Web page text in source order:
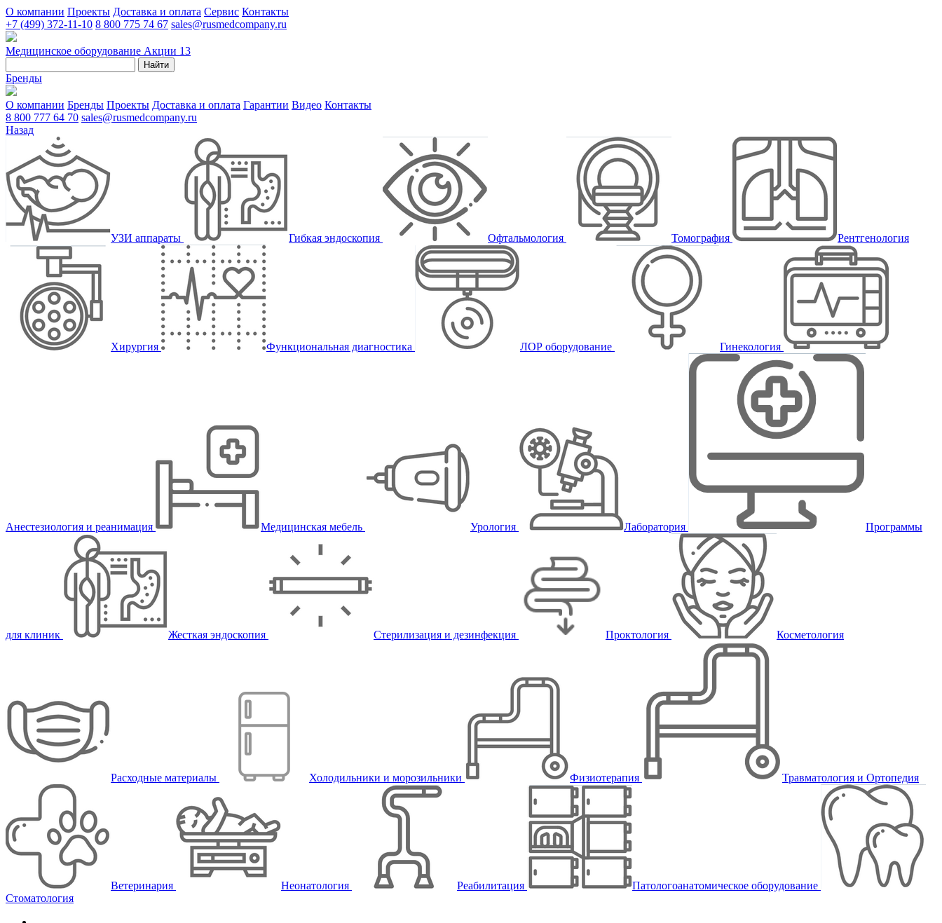
О компании Проекты Доставка и оплата Сервис Контакты
+7 (499) 372-11-10 8 800 775 74 67 sales@rusmedcompany.ru
Медицинское оборудование Акции 13
Найти
Бренды
О компании Бренды Проекты Доставка и оплата Гарантии Видео Контакты
8 800 777 64 70 sales@rusmedcompany.ru
Назад
УЗИ аппараты Гибкая эндоскопия Офтальмология Томография Рентгенология
Хирургия Функциональная диагностика ЛОР оборудование Гинекология
Анестезиология и реанимация Медицинская мебель Урология Лаборатория Программы
для клиник Жесткая эндоскопия Стерилизация и дезинфекция Проктология Косметология
Расходные материалы Холодильники и морозильники Физиотерапия Травматология и Ортопедия
Ветеринария Неонатология Реабилитация
Патологоанатомическое оборудование
Стоматология